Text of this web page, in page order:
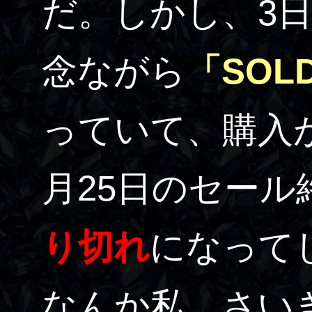
だ。しかし、3
念ながら 「
っていて、購入
月25日のセー
り切れになって